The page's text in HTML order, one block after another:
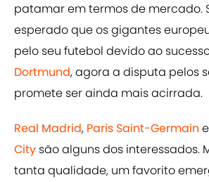
patamar em termos de mercado.
esperado que os gigantes
pelo seu futebol devido ao
Dortmund, agora a disputa pelos
promete ser ainda mais acirrada.
Real Madrid, Paris Saint-Germain e
City são alguns dos interessados.
tanta qualidade, um favorito